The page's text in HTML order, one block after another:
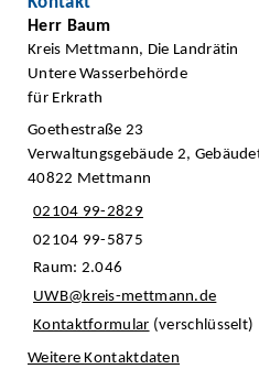
Herr Baum
Kreis Mettmann, Die Landrätin
Untere Wasserbehörde
für Erkrath
Goethestraße 23
Verwaltungsgebäude 2,
40822 Mettmann
02104 99-2829
02104 99-5875
Raum: 2.046
UWB@kreis-mettmann.de
Kontaktformular (verschlüsselt)
Weitere Kontaktdaten